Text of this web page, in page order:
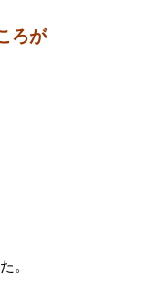
ろが
。